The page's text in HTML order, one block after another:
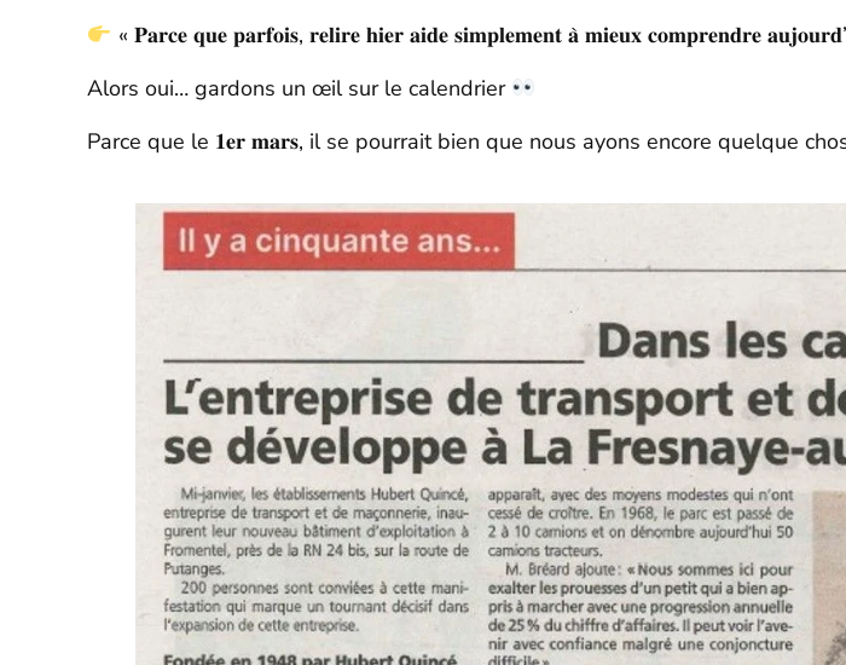
« 𝐏𝐚𝐫𝐜𝐞 𝐪𝐮𝐞 𝐩𝐚𝐫𝐟𝐨𝐢𝐬, 𝐫𝐞𝐥𝐢𝐫𝐞 𝐡𝐢𝐞𝐫 𝐚𝐢𝐝𝐞 𝐬𝐢𝐦𝐩𝐥𝐞𝐦𝐞𝐧𝐭 𝐚̀ 𝐦𝐢𝐞𝐮𝐱 𝐜𝐨𝐦𝐩𝐫𝐞𝐧𝐝𝐫𝐞
Alors oui… gardons un œil sur le calendrier
Parce que le 𝟏𝐞𝐫 𝐦𝐚𝐫𝐬, il se pourrait bien que nous ayons encore quelque